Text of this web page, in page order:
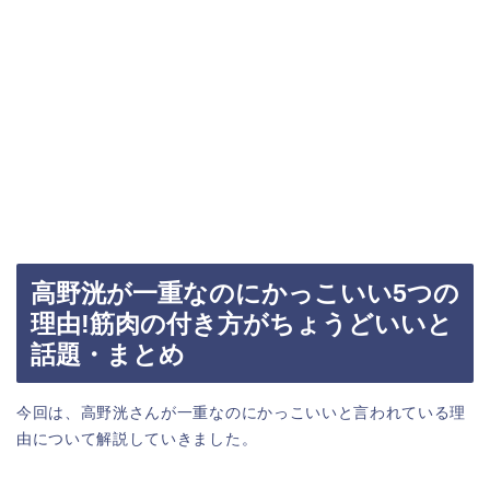
高野洸が一重なのにかっこいい5つの
理由!筋肉の付き方がちょうどいいと
話題・まとめ
今回は、高野洸さんが一重なのにかっこいいと言われている理
由について解説していきました。